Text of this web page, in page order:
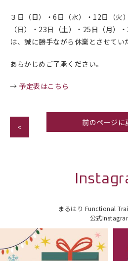
３日（日）・6日（水）・12日（火
（日）・23日（土）・25日（月）
は、誠に勝手ながら休業とさせてい
あらかじめご了承ください。
→ 予定表はこちら
< 前のページに
まるはり Functional
公式